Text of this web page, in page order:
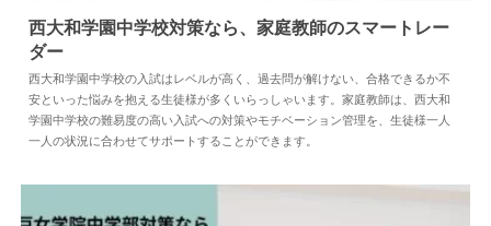
中学受験 2025.04.18
西大和学園中学校対策なら、家庭教師のスマートレー
ダー
西大和学園中学校の入試はレベルが高く、過去問が解けない、合格できるか不
安といった悩みを抱える生徒様が多くいらっしゃいます。家庭教師は、西大和
学園中学校の難易度の高い入試への対策やモチベーション管理を、生徒様一人
一人の状況に合わせてサポートすることができます。